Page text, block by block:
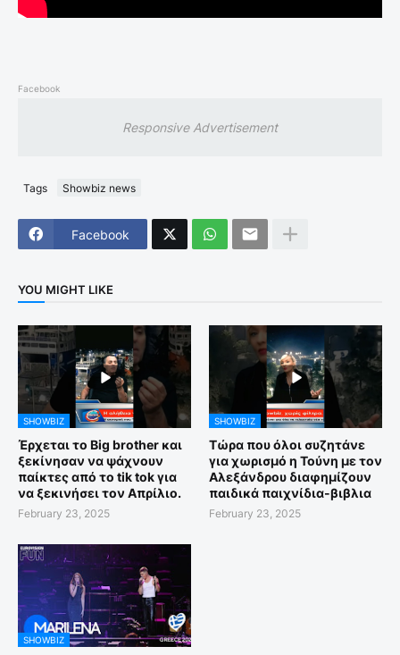
Facebook
Responsive Advertisement
Tags Showbiz news
Facebook
YOU MIGHT LIKE
SHOWBIZ
Έρχεται το Big brother και
ξεκίνησαν να ψάχνουν
παίκτες από το tik tok για
να ξεκινήσει τον Απρίλιο.
February 23, 2025
SHOWBIZ
Τώρα που όλοι συζητάνε
για χωρισμό η Τούνη με τον
Αλεξάνδρου διαφημίζουν
παιδικά παιχνίδια-βιβλια
February 23, 2025
SHOWBIZ